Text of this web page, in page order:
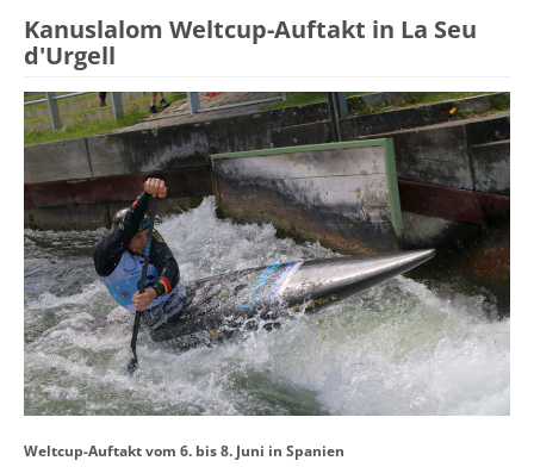
Kanuslalom Weltcup-Auftakt in La Seu
d'Urgell
Weltcup-Auftakt vom 6. bis 8. Juni in Spanien